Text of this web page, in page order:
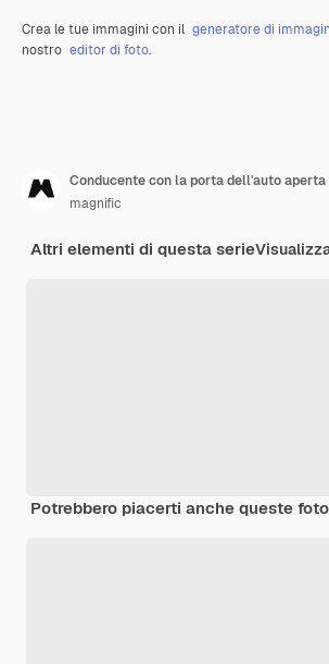
Crea le tue immagini con il generatore di
nostro editor di foto.
Conducente con la porta dell'auto aperta
magnific
Altri elementi di questa serie
Potrebbero piacerti anche queste